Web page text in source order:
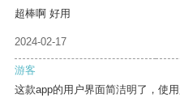
超棒啊 好用
2024-02-17
游客
这款app的用户界面简洁明了，使